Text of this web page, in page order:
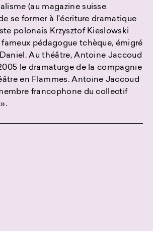
(au magazine suisse
se former à l'écriture dramatique
polonais Krzysztof Kieslowski
fameux pédagogue tchèque, émigré
Au théâtre, Antoine Jaccoud
le dramaturge de la compagnie
en Flammes. Antoine Jaccoud
francophone du collectif